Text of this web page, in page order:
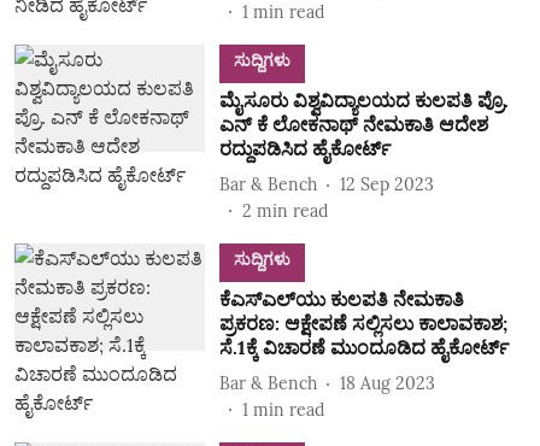
1 min read
ಸುದ್ದಿಗಳು
ಮೈಸೂರು ವಿಶ್ವವಿದ್ಯಾಲಯದ ಕುಲಪತಿ ಪ್ರೊ.
ಎನ್‌ ಕೆ ಲೋಕನಾಥ್‌ ನೇಮಕಾತಿ ಆದೇಶ
ರದ್ದುಪಡಿಸಿದ ಹೈಕೋರ್ಟ್‌
Bar & Bench
12 Sep 2023
2 min read
ಸುದ್ದಿಗಳು
ಕೆಎಸ್‌ಎಲ್‌ಯು ಕುಲಪತಿ ನೇಮಕಾತಿ
ಪ್ರಕರಣ: ಆಕ್ಷೇಪಣೆ ಸಲ್ಲಿಸಲು ಕಾಲಾವಕಾಶ;
ಸೆ.1ಕ್ಕೆ ವಿಚಾರಣೆ ಮುಂದೂಡಿದ ಹೈಕೋರ್ಟ್‌
Bar & Bench
18 Aug 2023
1 min read